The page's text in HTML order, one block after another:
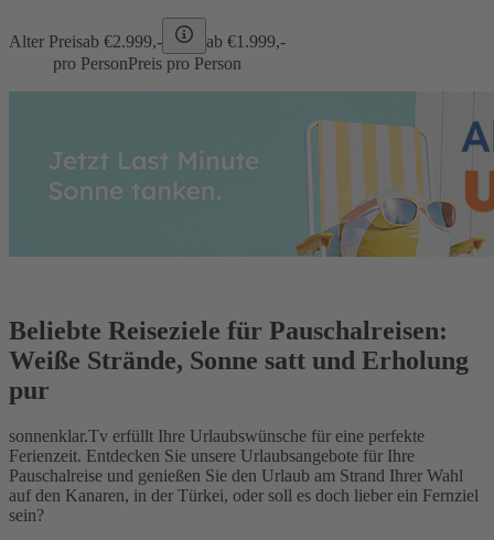
Alter Preisab €2.999,- ab €1.999,-
pro PersonPreis pro Person
Beliebte Reiseziele für Pauschalreisen:
Weiße Strände, Sonne satt und Erholung
pur
sonnenklar.Tv erfüllt Ihre Urlaubswünsche für eine perfekte
Ferienzeit. Entdecken Sie unsere Urlaubsangebote für Ihre
Pauschalreise und genießen Sie den Urlaub am Strand Ihrer Wahl
auf den Kanaren, in der Türkei, oder soll es doch lieber ein Fernziel
sein?